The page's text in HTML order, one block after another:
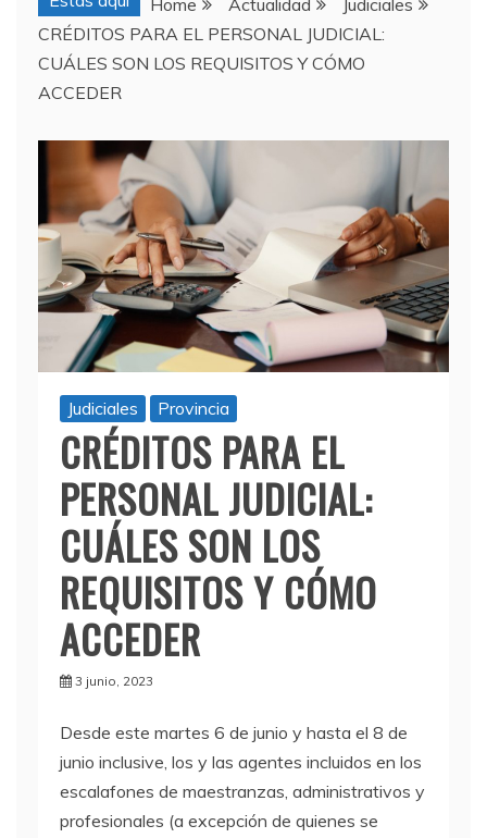
Home Actualidad
Judiciales
CRÉDITOS PARA EL PERSONAL JUDICIAL:
CUÁLES SON LOS REQUISITOS Y CÓMO
ACCEDER
Judiciales Provincia
CRÉDITOS PARA EL
PERSONAL JUDICIAL:
CUÁLES SON LOS
REQUISITOS Y CÓMO
ACCEDER
3 junio, 2023
Desde este martes 6 de junio y hasta el 8 de
junio inclusive, los y las agentes incluidos en los
escalafones de maestranzas, administrativos y
profesionales (a excepción de quienes se